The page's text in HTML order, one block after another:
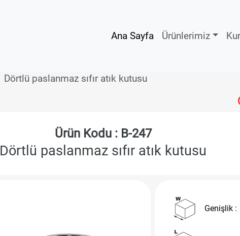
Ana Sayfa Ürünlerimiz
Dörtlü paslanmaz sıfır atık kutusu
Ürün Kodu : B-247
Dörtlü paslanmaz sıfır atık kutusu
Genişlik :